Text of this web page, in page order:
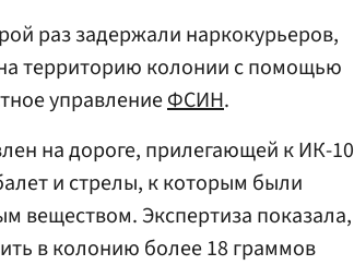
раз задержали наркокурьеров,
территорию колонии с помощью
управлениеФСИН.
на дороге, прилегающей к ИК-10
и стрелы, к которым были
веществом. Экспертиза показала,
в колонию более 18 граммов